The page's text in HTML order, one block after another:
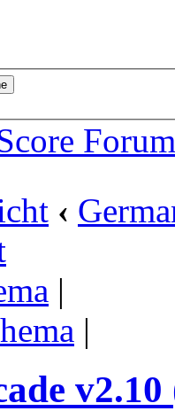
‹
|
|
v2.10